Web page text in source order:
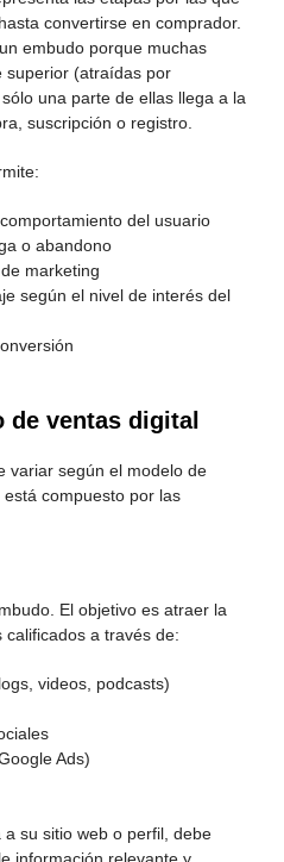
convertirse en comprador.
embudo porque muchas
superior (atraídas por
una parte de ellas llega a la
suscripción o registro.
del usuario
o abandono
marketing
según el nivel de interés del
de ventas digital
variar según el modelo de
compuesto por las
El objetivo es atraer la
a través de:
videos, podcasts)
Ads)
su sitio web o perfil, debe